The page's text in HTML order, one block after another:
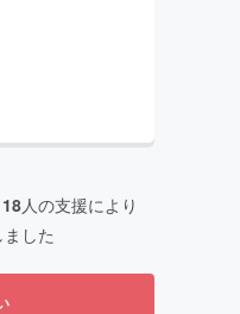
人の支援により
した